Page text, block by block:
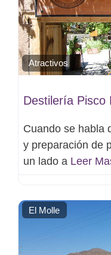
Atractivos
Destilería Pisco
Cuando se habla
y preparación de
un lado a Leer
El Molle